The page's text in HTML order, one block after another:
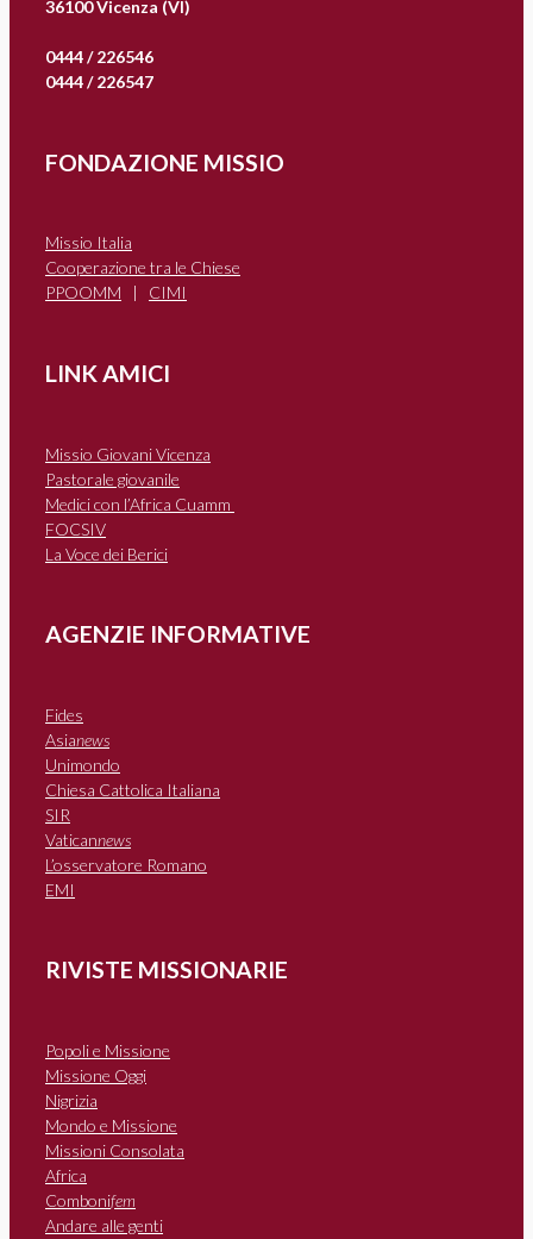
36100 Vicenza (VI)
0444 / 226546
0444 / 226547
FONDAZIONE MISSIO
Missio Italia
Cooperazione tra le Chiese
PPOOMM | CIMI
LINK AMICI
Missio Giovani Vicenza
Pastorale giovanile
Medici con l’Africa Cuamm
FOCSIV
La Voce dei Berici
AGENZIE INFORMATIVE
Fides
Asianews
Unimondo
Chiesa Cattolica Italiana
SIR
Vaticannews
L’osservatore Romano
EMI
RIVISTE MISSIONARIE
Popoli e Missione
Missione Oggi
Nigrizia
Mondo e Missione
Missioni Consolata
Africa
Combonifem
Andare alle genti